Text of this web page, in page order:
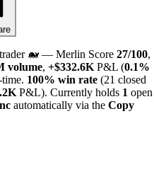
🐋 — Merlin Score 27/100,
volume, +$332.6K P&L (0.1%
100% win rate (21 closed
P&L). Currently holds 1 open
automatically via the Copy